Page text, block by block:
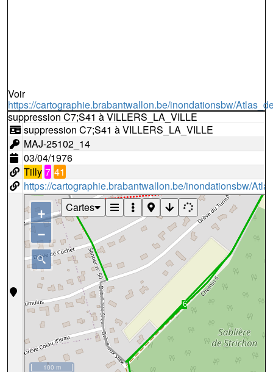
Voir
https://cartographie.brabantwallon.be/inondationsbw/
suppression C7;S41 à VILLERS_LA_VILLE
suppression C7;S41 à VILLERS_LA_VILLE
MAJ-25102_14
03/04/1976
Tilly 7 41
https://cartographie.brabantwallon.be/inondationsbw/
100 m
+
−
Cartes